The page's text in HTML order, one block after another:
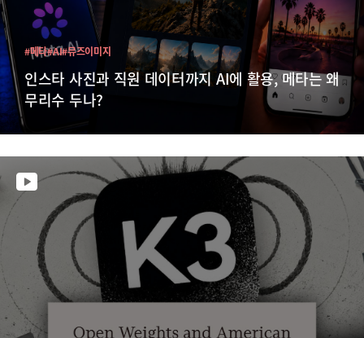
인스타 사진과 직원 데이터까지 AI에 활용, 메타는 왜
무리수 두나?
#메타#AI#뮤즈이미지